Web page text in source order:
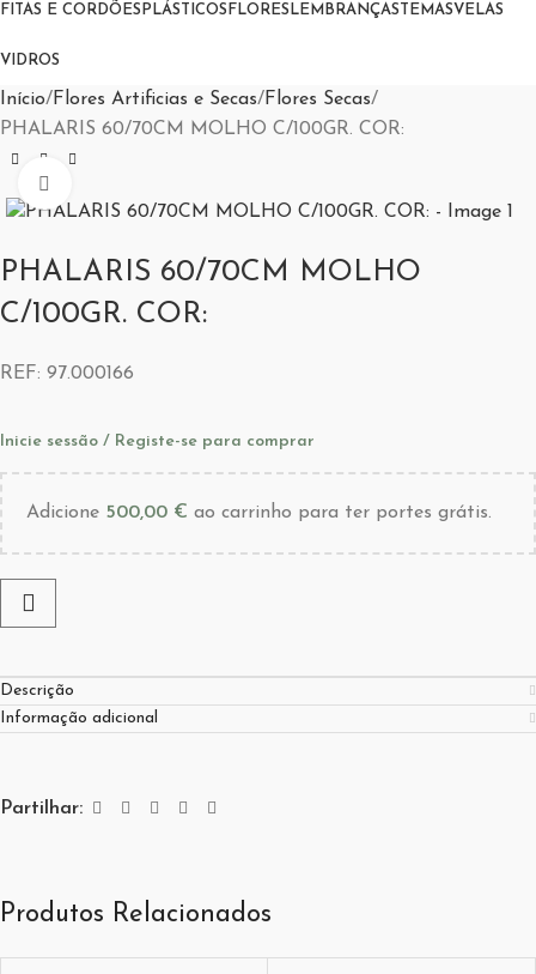
FITAS E CORDÕES PLÁSTICOS FLORES LEMBRANÇASTEMASVELAS
VIDROS
Início Flores Artificias e Secas
Flores Secas
PHALARIS 60/70CM MOLHO C/100GR. COR:
PHALARIS 60/70CM MOLHO
C/100GR. COR:
REF: 97.000166
Inicie sessão / Registe-se para comprar
Adicione 500,00 € ao carrinho para ter portes grátis.
Descrição
Informação adicional
Partilhar:
Produtos Relacionados